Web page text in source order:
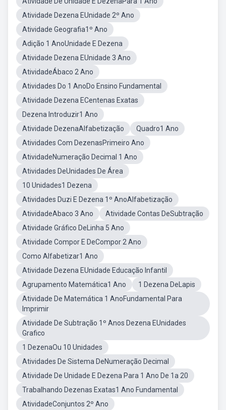
Atividade Dezena EUnidade 2º Ano
Atividade Geografia1º Ano
Adição 1 AnoUnidade E Dezena
Atividade Dezena EUnidade 3 Ano
AtividadeÁbaco 2 Ano
Atividades Do 1 AnoDo Ensino Fundamental
Atividade Dezena ECentenas Exatas
Dezena Introduzir1 Ano
Atividade DezenaAlfabetização
Quadro1 Ano
Atividades Com DezenasPrimeiro Ano
AtividadeNumeração Decimal 1 Ano
Atividades DeUnidades De Área
10 Unidades1 Dezena
Atividades Duzi E Dezena 1º AnoAlfabetização
AtividadeAbaco 3 Ano
Atividade Contas DeSubtração
Atividade Gráfico DeLinha 5 Ano
Atividade Compor E DeCompor 2 Ano
Como Alfabetizar1 Ano
Atividade Dezena EUnidade Educação Infantil
Agrupamento Matemática1 Ano
1 Dezena DeLapis
Atividade De Matemática 1 AnoFundamental Para
Imprimir
Atividade De Subtração 1º Anos Dezena EUnidades
Grafico
1 DezenaOu 10 Unidades
Atividades De Sistema DeNumeração Decimal
Atividade De Unidade E Dezena Para 1 Ano De 1a 20
Trabalhando Dezenas Exatas1 Ano Fundamental
AtividadeConjuntos 2º Ano